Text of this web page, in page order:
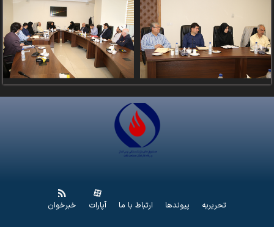
تحریریه پیوندها ارتباط با ما آپارات خبرخوان